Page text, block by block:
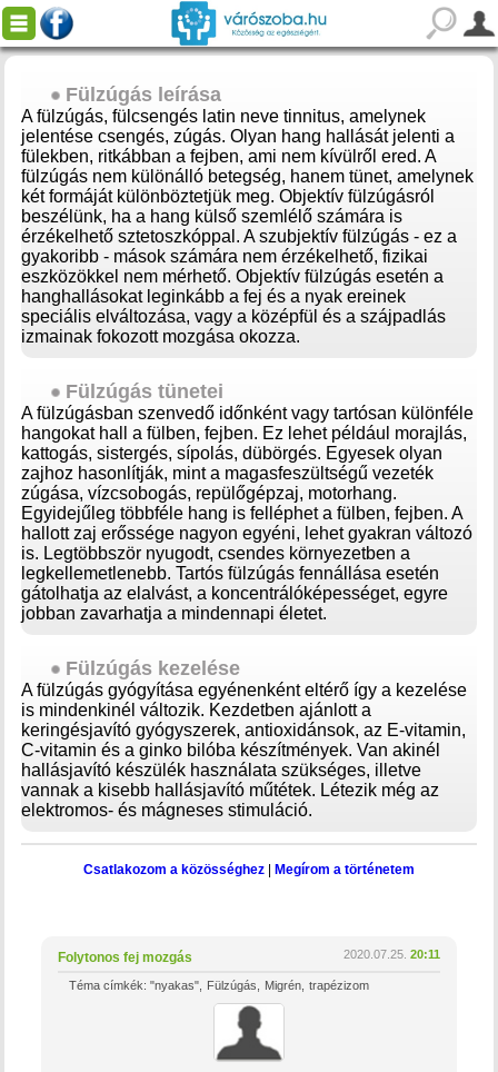
Fülzúgás leírása
A fülzúgás, fülcsengés latin neve tinnitus, amelynek
jelentése csengés, zúgás. Olyan hang hallását jelenti a
fülekben, ritkábban a fejben, ami nem kívülről ered. A
fülzúgás nem különálló betegség, hanem tünet, amelynek
két formáját különböztetjük meg. Objektív fülzúgásról
beszélünk, ha a hang külső szemlélő számára is
érzékelhető sztetoszkóppal. A szubjektív fülzúgás - ez a
gyakoribb - mások számára nem érzékelhető, fizikai
eszközökkel nem mérhető. Objektív fülzúgás esetén a
hanghallásokat leginkább a fej és a nyak ereinek
speciális elváltozása, vagy a középfül és a szájpadlás
izmainak fokozott mozgása okozza.
Fülzúgás tünetei
A fülzúgásban szenvedő időnként vagy tartósan különféle
hangokat hall a fülben, fejben. Ez lehet például morajlás,
kattogás, sistergés, sípolás, dübörgés. Egyesek olyan
zajhoz hasonlítják, mint a magasfeszültségű vezeték
zúgása, vízcsobogás, repülőgépzaj, motorhang.
Egyidejűleg többféle hang is felléphet a fülben, fejben. A
hallott zaj erőssége nagyon egyéni, lehet gyakran változó
is. Legtöbbször nyugodt, csendes környezetben a
legkellemetlenebb. Tartós fülzúgás fennállása esetén
gátolhatja az elalvást, a koncentrálóképességet, egyre
jobban zavarhatja a mindennapi életet.
Fülzúgás kezelése
A fülzúgás gyógyítása egyénenként eltérő így a kezelése
is mindenkinél változik. Kezdetben ajánlott a
keringésjavító gyógyszerek, antioxidánsok, az E-vitamin,
C-vitamin és a ginko bilóba készítmények. Van akinél
hallásjavító készülék használata szükséges, illetve
vannak a kisebb hallásjavító műtétek. Létezik még az
elektromos- és mágneses stimuláció.
Csatlakozom a közösséghez Megírom a történetem
Folytonos fej mozgás 2020.07.25. 20:11
Téma címkék: "nyakas" Fülzúgás Migrén trapézizom